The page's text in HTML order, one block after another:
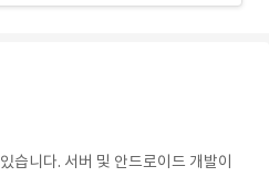
습니다. 서버 및 안드로이드 개발이